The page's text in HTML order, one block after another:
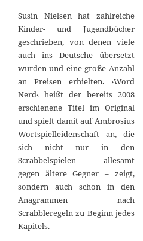
Susin Nielsen hat zahlreiche
Kinder- und Jugendbücher
geschrieben, von denen viele
auch ins Deutsche übersetzt
wurden und eine große Anzahl
an Preisen erhielten. ›Word
Nerd‹ heißt der bereits 2008
erschienene Titel im Original
und spielt damit auf Ambrosius
Wortspielleidenschaft an, die
sich nicht nur in den
Scrabbelspielen – allesamt
gegen ältere Gegner – zeigt,
sondern auch schon in den
Anagrammen nach
Scrabbleregeln zu Beginn jedes
Kapitels.